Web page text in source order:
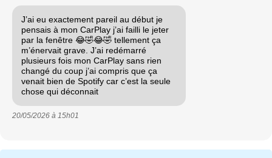
J’ai eu exactement pareil au début je
pensais à mon CarPlay j’ai failli le jeter
par la fenêtre 😂🤣😂🤣 tellement ça
m’énervait grave. J’ai redémarré
plusieurs fois mon CarPlay sans rien
changé du coup j’ai compris que ça
venait bien de Spotify car c’est la seule
chose qui déconnait
20/05/2026 à 15h01